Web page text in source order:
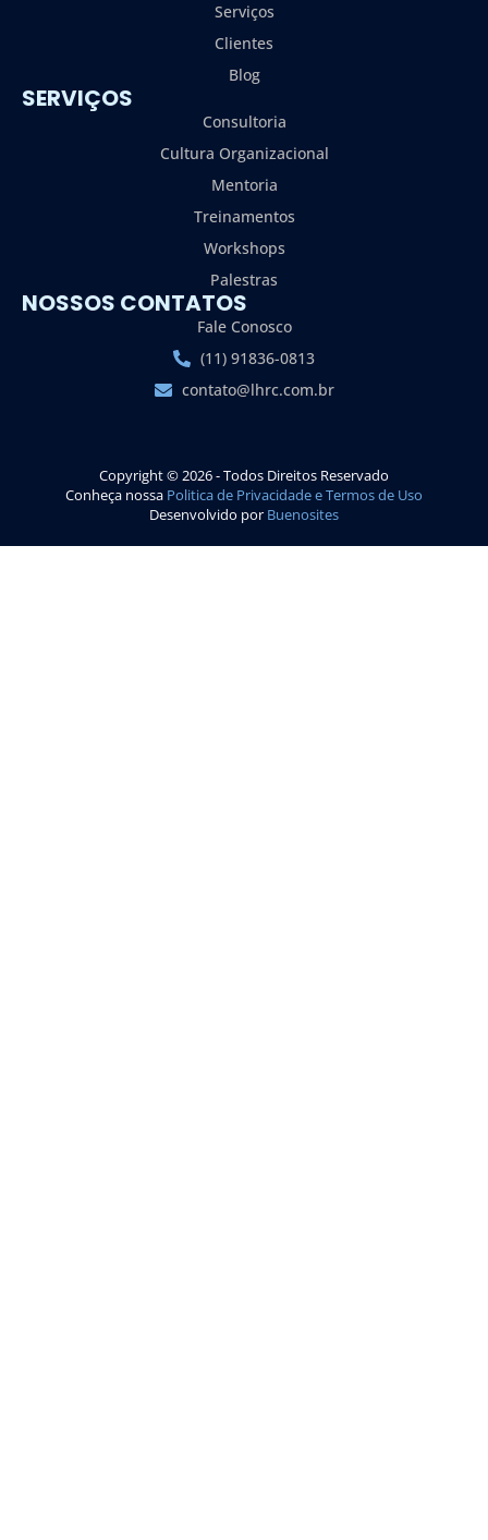
Serviços
Clientes
Blog
SERVIÇOS
Consultoria
Cultura Organizacional
Mentoria
Treinamentos
Workshops
Palestras
NOSSOS CONTATOS
Fale Conosco
(11) 91836-0813
contato@lhrc.com.br
Copyright © 2026 - Todos Direitos Reservado
Conheça nossa Politica de Privacidade e Termos de Uso
Desenvolvido por Buenosites